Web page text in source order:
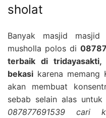
sholat
Banyak masjid masjid
musholla polos di
terbaik di tridayasakti,
bekasi karena
akan membuat
sebab selain alas
087877691539